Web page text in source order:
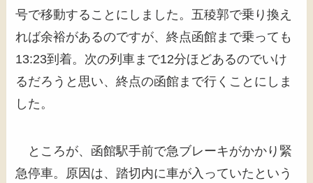
号で移動することにしました。五稜郭で乗り換え
れば余裕があるのですが、終点函館まで乗っても
13:23到着。次の列車まで12分ほどあるのでいけ
るだろうと思い、終点の函館まで行くことにしま
した。
ところが、函館駅手前で急ブレーキがかかり緊
急停車。原因は、踏切内に車が入っていたという